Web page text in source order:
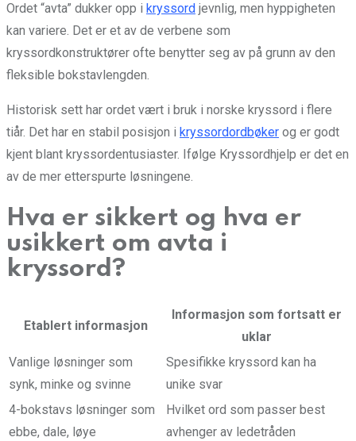
Ordet “avta” dukker opp i kryssord jevnlig, men hyppigheten
kan variere. Det er et av de verbene som
kryssordkonstruktører ofte benytter seg av på grunn av den
fleksible bokstavlengden.
Historisk sett har ordet vært i bruk i norske kryssord i flere
tiår. Det har en stabil posisjon i kryssordordbøker og er godt
kjent blant kryssordentusiaster. Ifølge Kryssordhjelp er det en
av de mer etterspurte løsningene.
Hva er sikkert og hva er
usikkert om avta i
kryssord?
Etablert informasjon
Informasjon som fortsatt er
uklar
Vanlige løsninger som
synk, minke og svinne
Spesifikke kryssord kan ha
unike svar
4-bokstavs løsninger som
ebbe, dale, løye
Hvilket ord som passer best
avhenger av ledetråden